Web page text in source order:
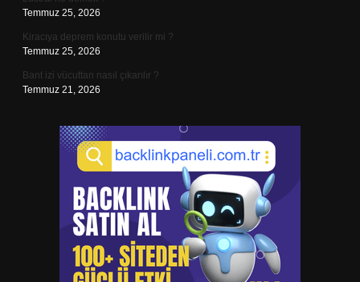
Temmuz 25, 2026
Kiracıya deprem konutu verilir mi ?
Temmuz 25, 2026
Bant izi vücuttan nasıl çıkarılır ?
Temmuz 21, 2026